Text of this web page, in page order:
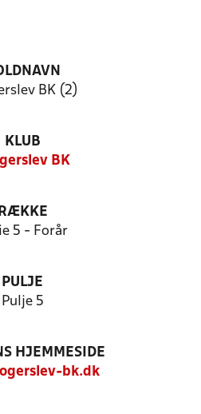
BK (2)
KLUB
BK
RÆKKE
5 - Forår
PULJE
Pulje 5
HJEMMESIDE
bk.dk